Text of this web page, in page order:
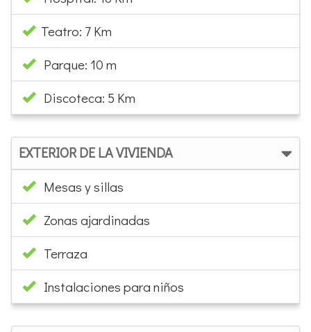
Teatro: 7 Km
Parque: 10 m
Discoteca: 5 Km
EXTERIOR DE LA VIVIENDA
Mesas y sillas
Zonas ajardinadas
Terraza
Instalaciones para niños